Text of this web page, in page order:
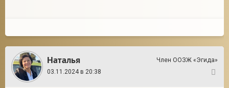
Наталья
Член ООЗЖ «Эгида»
03.11.2024 в 20:38